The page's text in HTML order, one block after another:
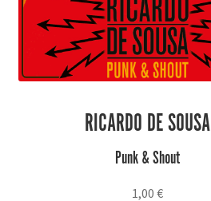
RICARDO DE SOUSA
Punk & Shout
1,00€